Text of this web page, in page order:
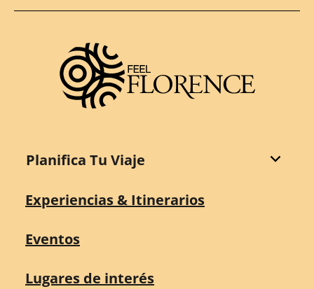
Planifica Tu Viaje
Experiencias & Itinerarios
Eventos
Lugares de interés